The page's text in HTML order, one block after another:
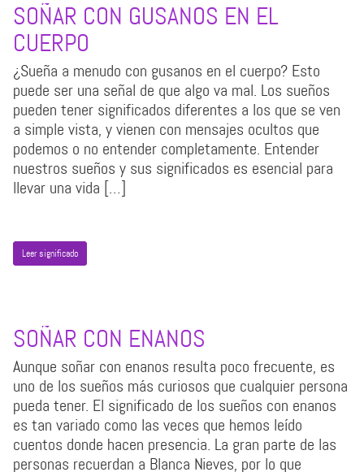
SOÑAR CON GUSANOS EN EL
CUERPO
¿Sueña a menudo con gusanos en el cuerpo? Esto
puede ser una señal de que algo va mal. Los sueños
pueden tener significados diferentes a los que se ven
a simple vista, y vienen con mensajes ocultos que
podemos o no entender completamente. Entender
nuestros sueños y sus significados es esencial para
llevar una vida […]
Leer significado
SOÑAR CON ENANOS
Aunque soñar con enanos resulta poco frecuente, es
uno de los sueños más curiosos que cualquier persona
pueda tener. El significado de los sueños con enanos
es tan variado como las veces que hemos leído
cuentos donde hacen presencia. La gran parte de las
personas recuerdan a Blanca Nieves, por lo que